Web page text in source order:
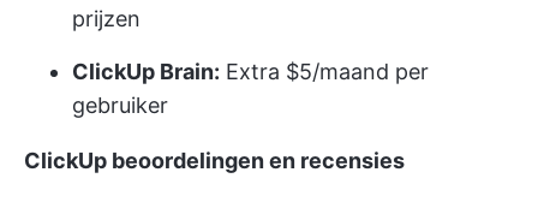
prijzen
ClickUp Brain: Extra $5/maand per
gebruiker
ClickUp beoordelingen en recensies